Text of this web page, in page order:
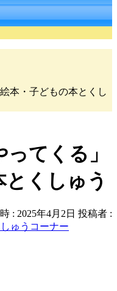
本・子どもの本とくし
ってくる」
くしゅう
: 2025年4月2日 投稿者 :
ゅうコーナー